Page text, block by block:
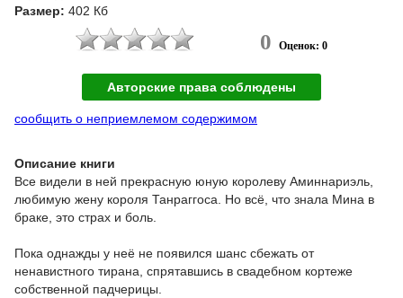
Размер: 402 Кб
0 Оценок: 0
Авторские права соблюдены
сообщить о неприемлемом содержимом
Описание книги
Все видели в ней прекрасную юную королеву Аминнариэль,
любимую жену короля Танраггоса. Но всё, что знала Мина в
браке, это страх и боль.
Пока однажды у неё не появился шанс сбежать от
ненавистного тирана, спрятавшись в свадебном кортеже
собственной падчерицы.